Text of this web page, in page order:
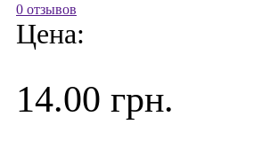
0 отзывов
Цена:
14.00 грн.